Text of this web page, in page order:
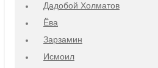
Дадобой Холматов
Ёва
Зарзамин
Исмоил